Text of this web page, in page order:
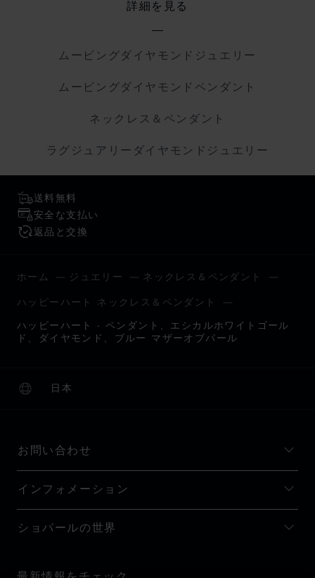
詳細を見る
ムービングダイヤモンドジュエリー
ムービングダイヤモンドペンダント
ネックレス＆ペンダント
ラグジュアリーダイヤモンドジュエリー
送料無料
安全な支払い
返品と交換
ホーム ジュエリー ネックレス＆ペンダント
ハッピーハート ネックレス＆ペンダント
ハッピーハート - ペンダント、エシカルホワイトゴール
ド、ダイヤモンド、ブルー マザーオブパール
日本
ローカリゼーション (国の変更)
国の変更
お問い合わせ
インフォメーション
ショパールの世界